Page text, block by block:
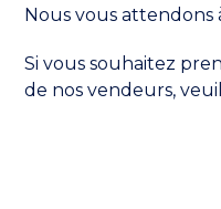
Nous vous attendons
Si vous souhaitez
de nos vendeurs,